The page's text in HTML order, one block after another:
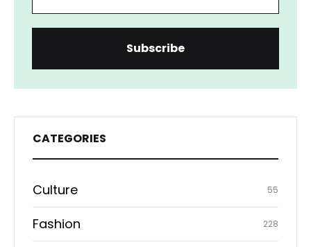
CATEGORIES
Culture 55
Fashion 228